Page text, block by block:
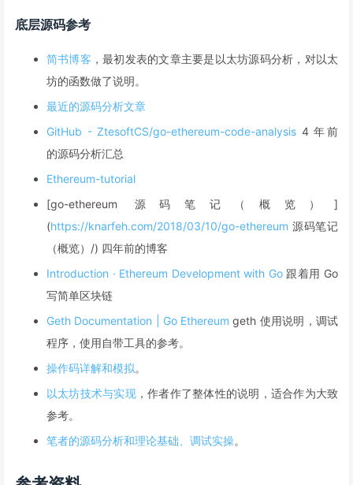
底层源码参考
简书博客 ，最初发表的文章主要是以太坊源码分析，对以太
坊的函数做了说明。
最近的源码分析文章
GitHub - ZtesoftCS/go-ethereum-code-analysis 4 年前
的源码分析汇总
Ethereum-tutorial
[go-ethereum 源码笔记（概览）]
(https://knarfeh.com/2018/03/10/go-ethereum 源码笔记
（概览）/) 四年前的博客
Introduction · Ethereum Development with Go跟着用 Go
写简单区块链
Geth Documentation | Go Ethereum geth 使用说明，调试
程序，使用自带工具的参考。
操作码详解和模拟。
以太坊技术与实现，作者作了整体性的说明，适合作为大致
参考。
笔者的源码分析和理论基础、调试实操。